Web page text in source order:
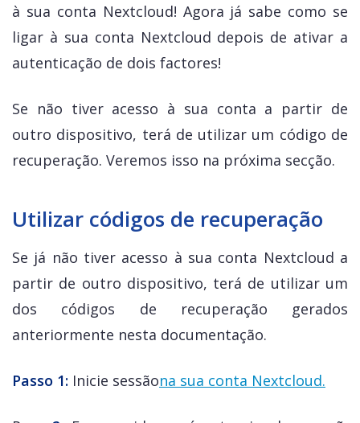
à sua conta Nextcloud! Agora já sabe como se
ligar à sua conta Nextcloud depois de ativar a
autenticação de dois factores!
Se não tiver acesso à sua conta a partir de
outro dispositivo, terá de utilizar um código de
recuperação. Veremos isso na próxima secção.
Utilizar códigos de recuperação
Se já não tiver acesso à sua conta Nextcloud a
partir de outro dispositivo, terá de utilizar um
dos códigos de recuperação gerados
anteriormente nesta documentação.
Passo 1: Inicie sessãona sua conta Nextcloud.